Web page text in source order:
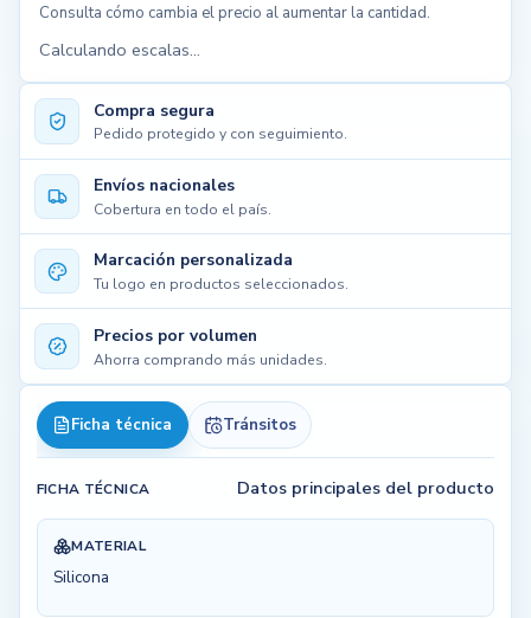
Compra segura
Pedido protegido y con seguimiento.
Envíos nacionales
Cobertura en todo el país.
Marcación personalizada
Tu logo en productos seleccionados.
Precios por volumen
Ahorra comprando más unidades.
Ficha técnica Tránsitos
FICHA TÉCNICA Datos principales del producto
MATERIAL
Silicona
Consulta cómo cambia el precio al aumentar la cantidad.
Calculando escalas...